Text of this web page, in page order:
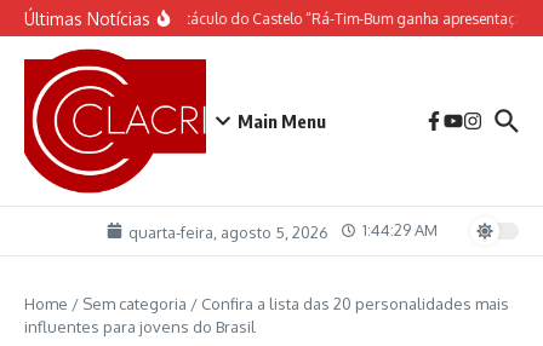
Ir para o conteúdo
Últimas NotíciasO espetáculo do Castelo “Rá-Tim-Bum ganha apresentação
Main Menu
quarta-feira, agosto 5, 2026 1:44:29 AM
Home / Sem categoria / Confira a lista das 20 personalidades mais
influentes para jovens do Brasil